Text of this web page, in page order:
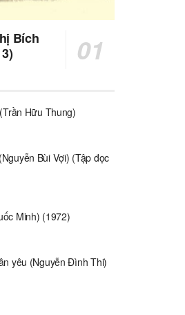
Bích
Hữu Thung)
Bùi Vợi) (Tập đọc
Minh) (1972)
yêu (Nguyễn Đình Thi)